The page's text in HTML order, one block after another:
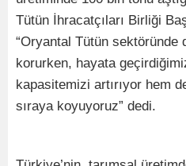
Tütün İhracatçıları Birliği
“Oryantal Tütün sektöründe
korurken, hayata
kapasitemizi artırıyor hem
sıraya koyuyoruz” dedi.